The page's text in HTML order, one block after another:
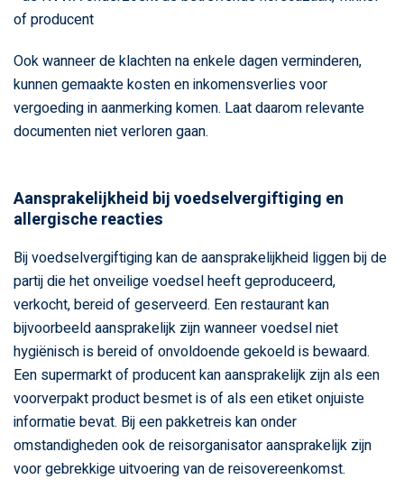
of producent
Ook wanneer de klachten na enkele dagen verminderen,
kunnen gemaakte kosten en inkomensverlies voor
vergoeding in aanmerking komen. Laat daarom relevante
documenten niet verloren gaan.
Aansprakelijkheid bij voedselvergiftiging en
allergische reacties
Bij voedselvergiftiging kan de aansprakelijkheid liggen bij de
partij die het onveilige voedsel heeft geproduceerd,
verkocht, bereid of geserveerd. Een restaurant kan
bijvoorbeeld aansprakelijk zijn wanneer voedsel niet
hygiënisch is bereid of onvoldoende gekoeld is bewaard.
Een supermarkt of producent kan aansprakelijk zijn als een
voorverpakt product besmet is of als een etiket onjuiste
informatie bevat. Bij een pakketreis kan onder
omstandigheden ook de reisorganisator aansprakelijk zijn
voor gebrekkige uitvoering van de reisovereenkomst.